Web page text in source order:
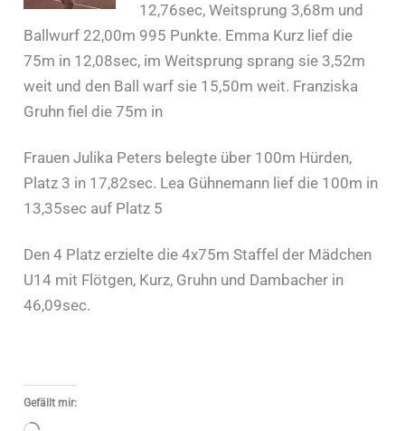
12,76sec, Weitsprung 3,68m und
Ballwurf 22,00m 995 Punkte. Emma Kurz lief die
75m in 12,08sec, im Weitsprung sprang sie 3,52m
weit und den Ball warf sie 15,50m weit. Franziska
Gruhn fiel die 75m in
Frauen Julika Peters belegte über 100m Hürden,
Platz 3 in 17,82sec. Lea Gühnemann lief die 100m in
13,35sec auf Platz 5
Den 4 Platz erzielte die 4x75m Staffel der Mädchen
U14 mit Flötgen, Kurz, Gruhn und Dambacher in
46,09sec.
Gefällt mir: